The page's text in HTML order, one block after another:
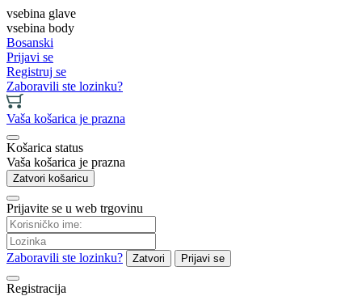
vsebina glave
vsebina body
Bosanski
Prijavi se
Registruj se
Zaboravili ste lozinku?
Vaša košarica je prazna
Košarica status
Vaša košarica je prazna
Zatvori košaricu
Prijavite se u web trgovinu
Zaboravili ste lozinku? Zatvori Prijavi se
Registracija